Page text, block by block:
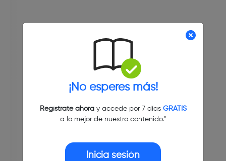
¡No esperes más!
Regístrate ahoray accede por 7 días GRATIS
a lo mejor de nuestro contenido."
Inicia sesión